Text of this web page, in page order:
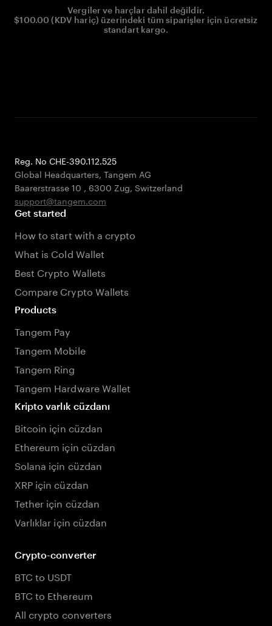
Vergiler ve harçlar dahil değildir.
$100.00 (KDV hariç) üzerindeki tüm siparişler için ücretsiz
standart kargo.
Reg. No CHE-390.112.525
Global Headquarters, Tangem AG
Baarerstrasse 10 , 6300 Zug, Switzerland
support@tangem.com
Get started
How to start with a crypto
What is Cold Wallet
Best Crypto Wallets
Compare Crypto Wallets
Products
Tangem Pay
Tangem Mobile
Tangem Ring
Tangem Hardware Wallet
Kripto varlık cüzdanı
Bitcoin için cüzdan
Ethereum için cüzdan
Solana için cüzdan
XRP için cüzdan
Tether için cüzdan
Varlıklar için cüzdan
Crypto-converter
BTC to USDT
BTC to Ethereum
All crypto converters